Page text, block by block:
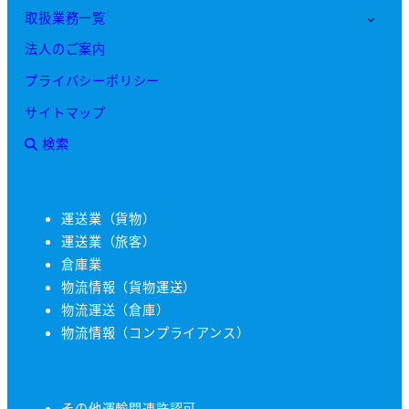
取扱業務一覧
法人のご案内
プライバシーポリシー
サイトマップ
検索
運送業（貨物）
運送業（旅客）
倉庫業
物流情報（貨物運送）
物流運送（倉庫）
物流情報（コンプライアンス）